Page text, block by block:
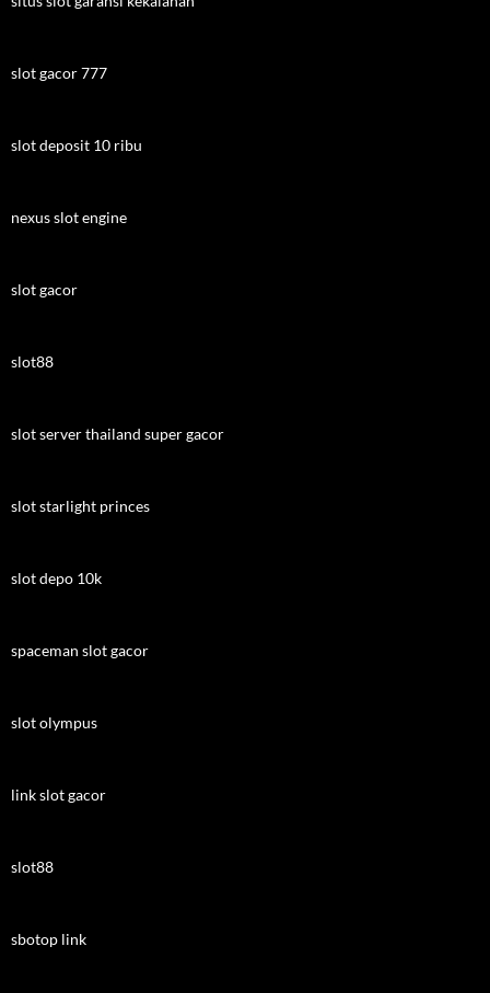
slot gacor 777
slot deposit 10 ribu
nexus slot engine
slot gacor
slot88
slot server thailand super gacor
slot starlight princes
slot depo 10k
spaceman slot gacor
slot olympus
link slot gacor
slot88
sbotop link